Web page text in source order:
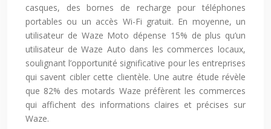
casques, des bornes de recharge pour téléphones
portables ou un accès Wi-Fi gratuit. En moyenne, un
utilisateur de Waze Moto dépense 15% de plus qu’un
utilisateur de Waze Auto dans les commerces locaux,
soulignant l’opportunité significative pour les entreprises
qui savent cibler cette clientèle. Une autre étude révèle
que 82% des motards Waze préfèrent les commerces
qui affichent des informations claires et précises sur
Waze.